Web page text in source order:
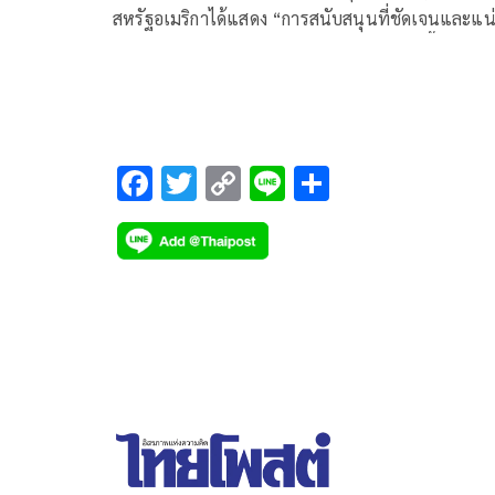
สหรัฐอเมริกาได้แสดง “การสนับสนุนที่ชัดเจนและแ
F
ac
e
T
wi
tt
C
o
p
Li